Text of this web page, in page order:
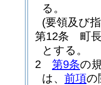
る。
(要領及び
第12条
町
とする。
2
第9条の
は、 前項の